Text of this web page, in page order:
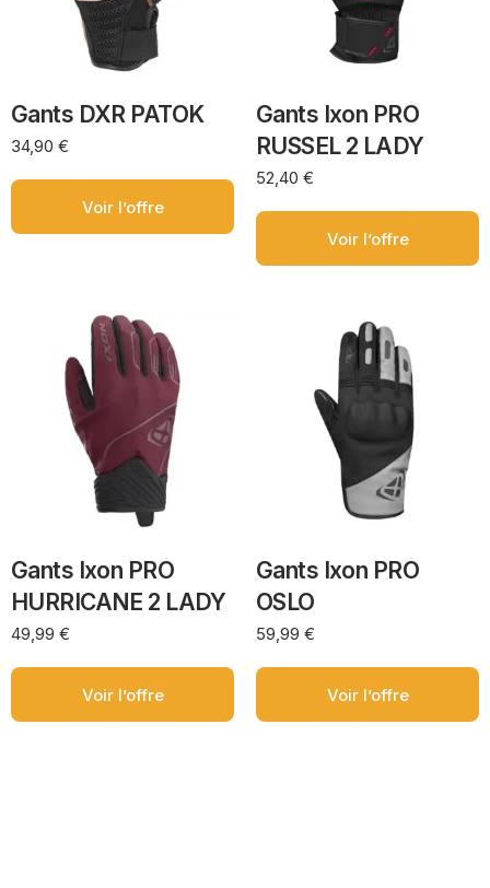
Gants DXR PATOK
34,90 €
Voir l’offre
Gants Ixon PRO
RUSSEL 2 LADY
52,40 €
Voir l’offre
Gants Ixon PRO
HURRICANE 2 LADY
49,99 €
Voir l’offre
Gants Ixon PRO
OSLO
59,99 €
Voir l’offre